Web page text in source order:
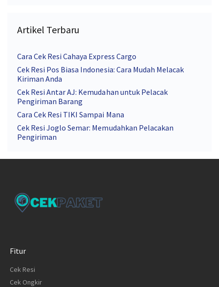
Artikel Terbaru
Cara Cek Resi Cahaya Express Cargo
Cek Resi Pos Biasa Indonesia: Cara Mudah Melacak
Kiriman Anda
Cek Resi Antar AJ: Kemudahan untuk Pelacak
Pengiriman Barang
Cara Cek Resi TIKI Sampai Mana
Cek Resi Joglo Semar: Memudahkan Pelacakan
Pengiriman
Fitur
Cek Resi
Cek Ongkir